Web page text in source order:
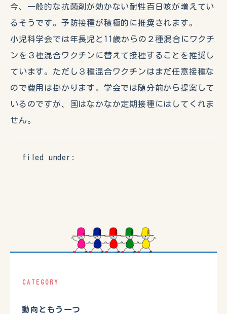
今、一般的な抗菌剤が効かない耐性百日咳が増えてい
るそうです。予防接種が積極的に推奨されます。
小児科学会では年長児と11歳からの２種混合にワクチ
ンを３種混合ワクチンに替えて接種することを推奨し
ています。ただし３種混合ワクチンはまだ任意接種な
ので費用は掛かります。学会では随分前から提案して
いるのですが、国はなかなか定期接種にはしてくれま
せん。
filed under:
CATEGORY
動向ともう一つ